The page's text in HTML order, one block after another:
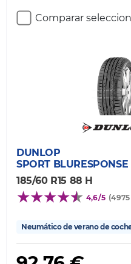
Comparar
DUNLOP
SPORT BLURESPONSE
185/60 R15 88 H
4,6/5
Neumático de verano de